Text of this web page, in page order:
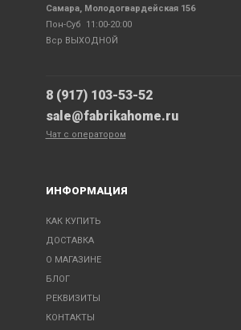
Самара, Молодогвардейская 156
Пон-Суб 11:00-20:00
Вср ВЫХОДНОЙ
8 (917) 103-53-52
sale@fabrikahome.ru
Чат с оператором
ИНФОРМАЦИЯ
КАК КУПИТЬ
ДОСТАВКА
О МАГАЗИНЕ
БЛОГ
РЕКВИЗИТЫ
КОНТАКТЫ